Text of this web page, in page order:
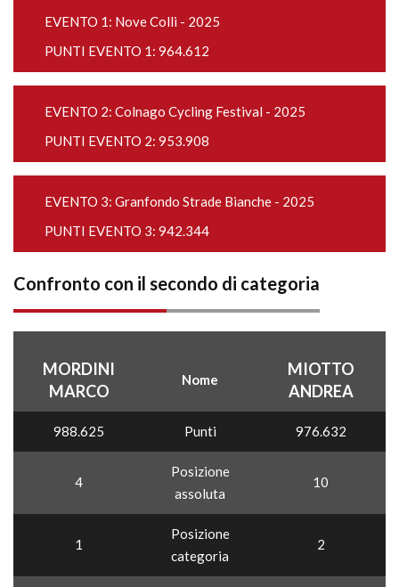
EVENTO 1: Nove Colli - 2025
PUNTI EVENTO 1: 964.612
EVENTO 2: Colnago Cycling Festival - 2025
PUNTI EVENTO 2: 953.908
EVENTO 3: Granfondo Strade Bianche - 2025
PUNTI EVENTO 3: 942.344
Confronto con il secondo di categoria
MORDINI
MARCO
Nome
MIOTTO
ANDREA
988.625 Punti 976.632
4
Posizione
assoluta
10
1
Posizione
categoria
2